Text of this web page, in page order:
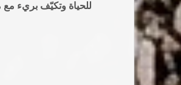
للحياة وتكيّف بريء مع